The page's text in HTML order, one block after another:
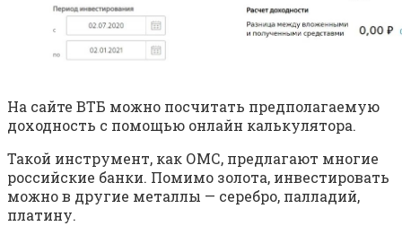
На сайте ВТБ можно посчитать предполагаемую
доходность с помощью онлайн калькулятора.
Такой инструмент, как ОМС, предлагают многие
российские банки. Помимо золота, инвестировать
можно в другие металлы — серебро, палладий,
платину.